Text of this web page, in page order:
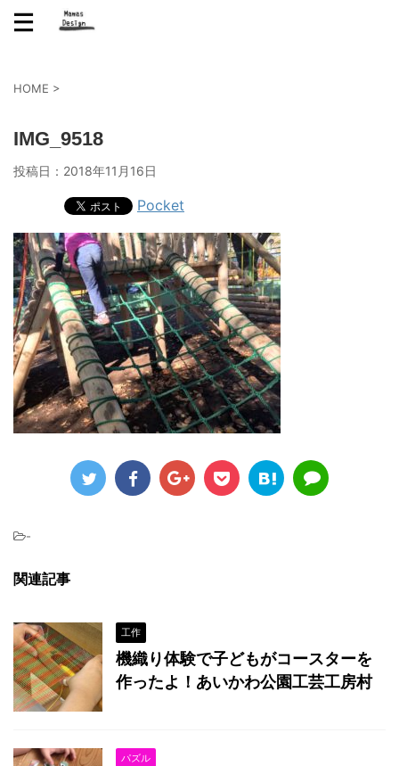
HOME >
IMG_9518
投稿日： 2018年11月16日
Pocket
-
関連記事
工作
機織り体験で子どもがコースターを
作ったよ！あいかわ公園工芸工房村
パズル